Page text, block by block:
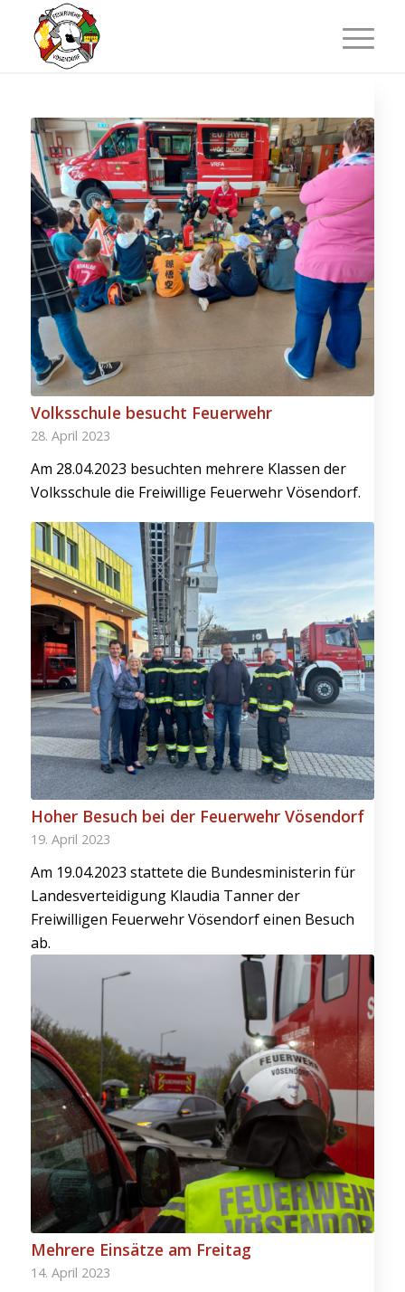
Volksschule besucht Feuerwehr
28. April 2023
Am 28.04.2023 besuchten mehrere Klassen der
Volksschule die Freiwillige Feuerwehr Vösendorf.
Hoher Besuch bei der Feuerwehr Vösendorf
19. April 2023
Am 19.04.2023 stattete die Bundesministerin für
Landesverteidigung Klaudia Tanner der
Freiwilligen Feuerwehr Vösendorf einen Besuch
ab.
Mehrere Einsätze am Freitag
14. April 2023